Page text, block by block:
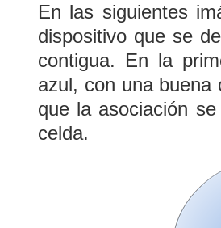
En las siguientes
dispositivo que se
contigua. En la
azul, con una buena
que la asociación
celda.